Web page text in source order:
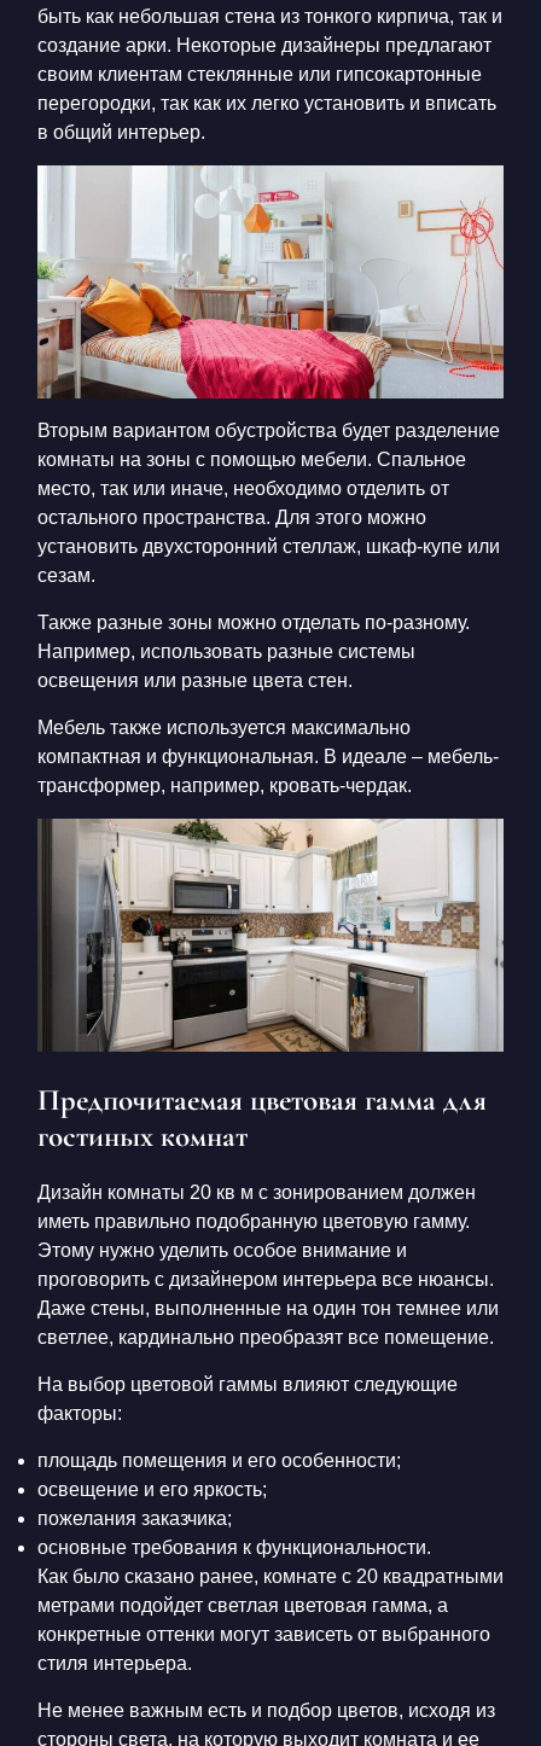
быть как небольшая стена из тонкого кирпича, так и
создание арки. Некоторые дизайнеры предлагают
своим клиентам стеклянные или гипсокартонные
перегородки, так как их легко установить и вписать
в общий интерьер.
Вторым вариантом обустройства будет разделение
комнаты на зоны с помощью мебели. Спальное
место, так или иначе, необходимо отделить от
остального пространства. Для этого можно
установить двухсторонний стеллаж, шкаф-купе или
сезам.
Также разные зоны можно отделать по-разному.
Например, использовать разные системы
освещения или разные цвета стен.
Мебель также используется максимально
компактная и функциональная. В идеале – мебель-
трансформер, например, кровать-чердак.
Предпочитаемая цветовая гамма для
гостиных комнат
Дизайн комнаты 20 кв м с зонированием должен
иметь правильно подобранную цветовую гамму.
Этому нужно уделить особое внимание и
проговорить с дизайнером интерьера все нюансы.
Даже стены, выполненные на один тон темнее или
светлее, кардинально преобразят все помещение.
На выбор цветовой гаммы влияют следующие
факторы:
площадь помещения и его особенности;
освещение и его яркость;
пожелания заказчика;
основные требования к функциональности.
Как было сказано ранее, комнате с 20 квадратными
метрами подойдет светлая цветовая гамма, а
конкретные оттенки могут зависеть от выбранного
стиля интерьера.
Не менее важным есть и подбор цветов, исходя из
стороны света, на которую выходит комната и ее